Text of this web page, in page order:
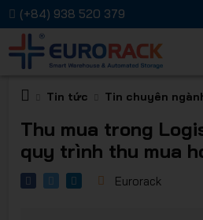
(+84) 938 520 379
Kệ
Tin tức Tin chuyên
Thu mua trong
quy trình thu mua
Eurorack